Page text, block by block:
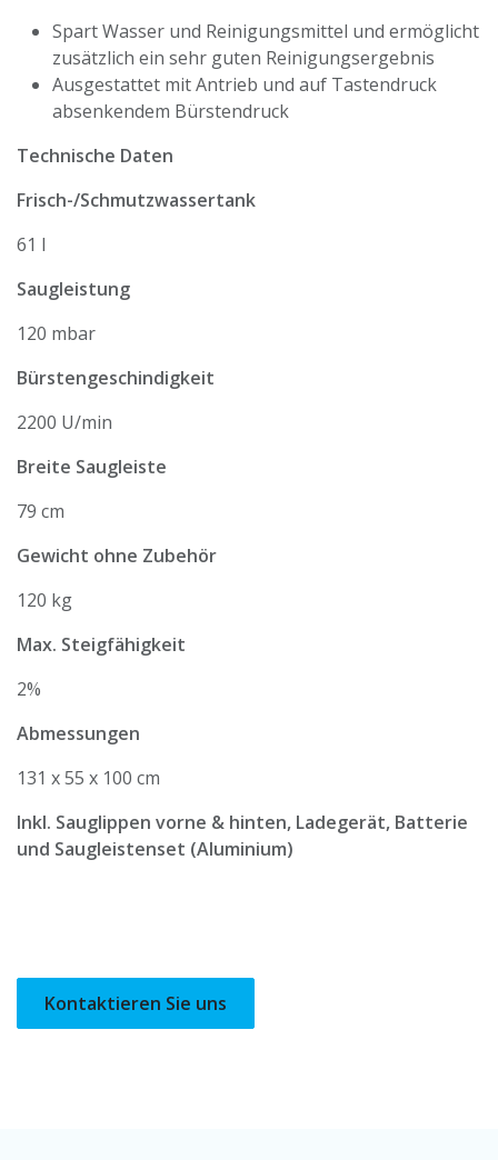
Spart Wasser und Reinigungsmittel und ermöglicht
zusätzlich ein sehr guten Reinigungsergebnis
Ausgestattet mit Antrieb und auf Tastendruck
absenkendem Bürstendruck
Technische Daten
Frisch-/Schmutzwassertank
61 l
Saugleistung
120 mbar
Bürstengeschindigkeit
2200 U/min
Breite Saugleiste
79 cm
Gewicht ohne Zubehör
120 kg
Max. Steigfähigkeit
2%
Abmessungen
131 x 55 x 100 cm
Inkl. Sauglippen vorne & hinten, Ladegerät, Batterie
und Saugleistenset (Aluminium)
Kontaktieren Sie uns